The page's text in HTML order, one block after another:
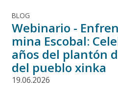
BLOG
Webinario -
mina Escobal:
años del plantón
del pueblo xinka
19.06.2026